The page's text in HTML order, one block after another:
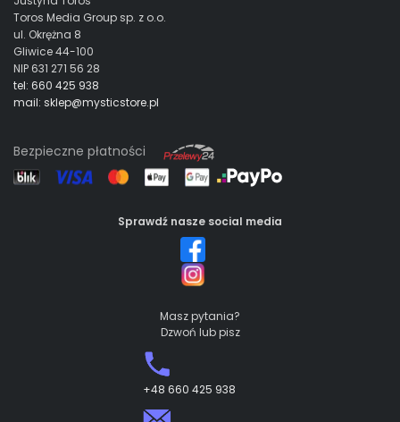
Toros Media Group sp. z o.o.
ul. Okrężna 8
Gliwice 44-100
NIP 631 271 56 28
tel: 660 425 938
mail: sklep@mysticstore.pl
Bezpieczne płatności
Sprawdź nasze social media
Masz pytania?
Dzwoń lub pisz
+48 660 425 938